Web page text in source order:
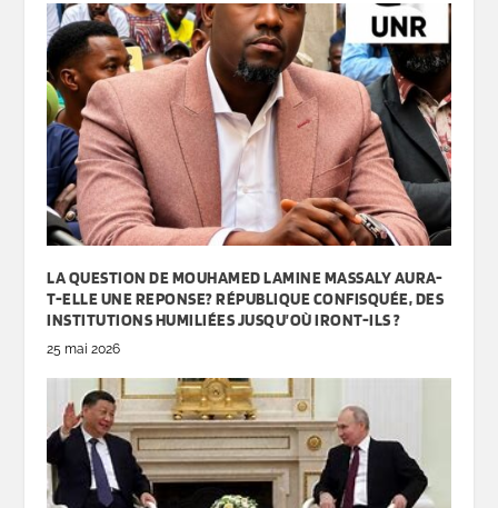
LA QUESTION DE MOUHAMED LAMINE MASSALY AURA-
T-ELLE UNE REPONSE? RÉPUBLIQUE CONFISQUÉE, DES
INSTITUTIONS HUMILIÉES JUSQU’OÙ IRONT-ILS ?
25 mai 2026